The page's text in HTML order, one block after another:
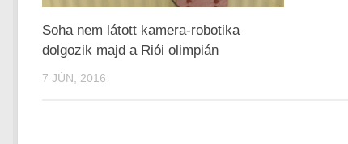
Soha nem látott kamera-robotika
dolgozik majd a Riói olimpián
7 JÚN, 2016